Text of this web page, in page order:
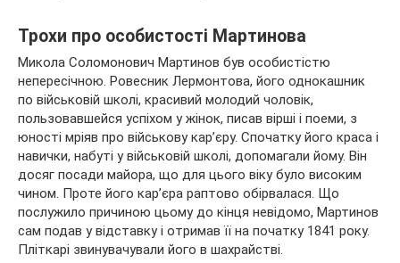
Трохи про особистості Мартинова
Микола Соломонович Мартинов був особистістю
непересічною. Ровесник Лермонтова, його однокашник
по військовій школі, красивий молодий чоловік,
пользовавшейся успіхом у жінок, писав вірші і поеми, з
юності мріяв про військову кар’єру. Спочатку його краса і
навички, набуті у військовій школі, допомагали йому. Він
досяг посади майора, що для цього віку було високим
чином. Проте його кар’єра раптово обірвалася. Що
послужило причиною цьому до кінця невідомо, Мартинов
сам подав у відставку і отримав її на початку 1841 року.
Пліткарі звинувачували його в шахрайстві.